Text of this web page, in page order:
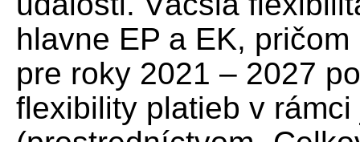
hlavne EP a EK,
pre roky 2021 – 2027
flexibility platieb v